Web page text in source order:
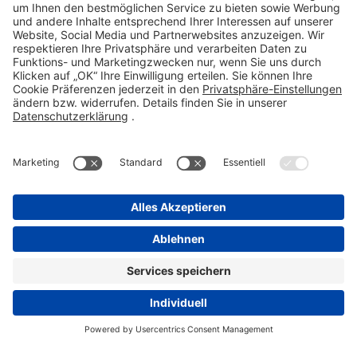
Fax 06101 603-259
info@stada.de
Kontakt
Compliance Reporting Portal ⧉
FOLGEN SIE UNS
Datenschutz
Disclaimer
Pflichtangaben